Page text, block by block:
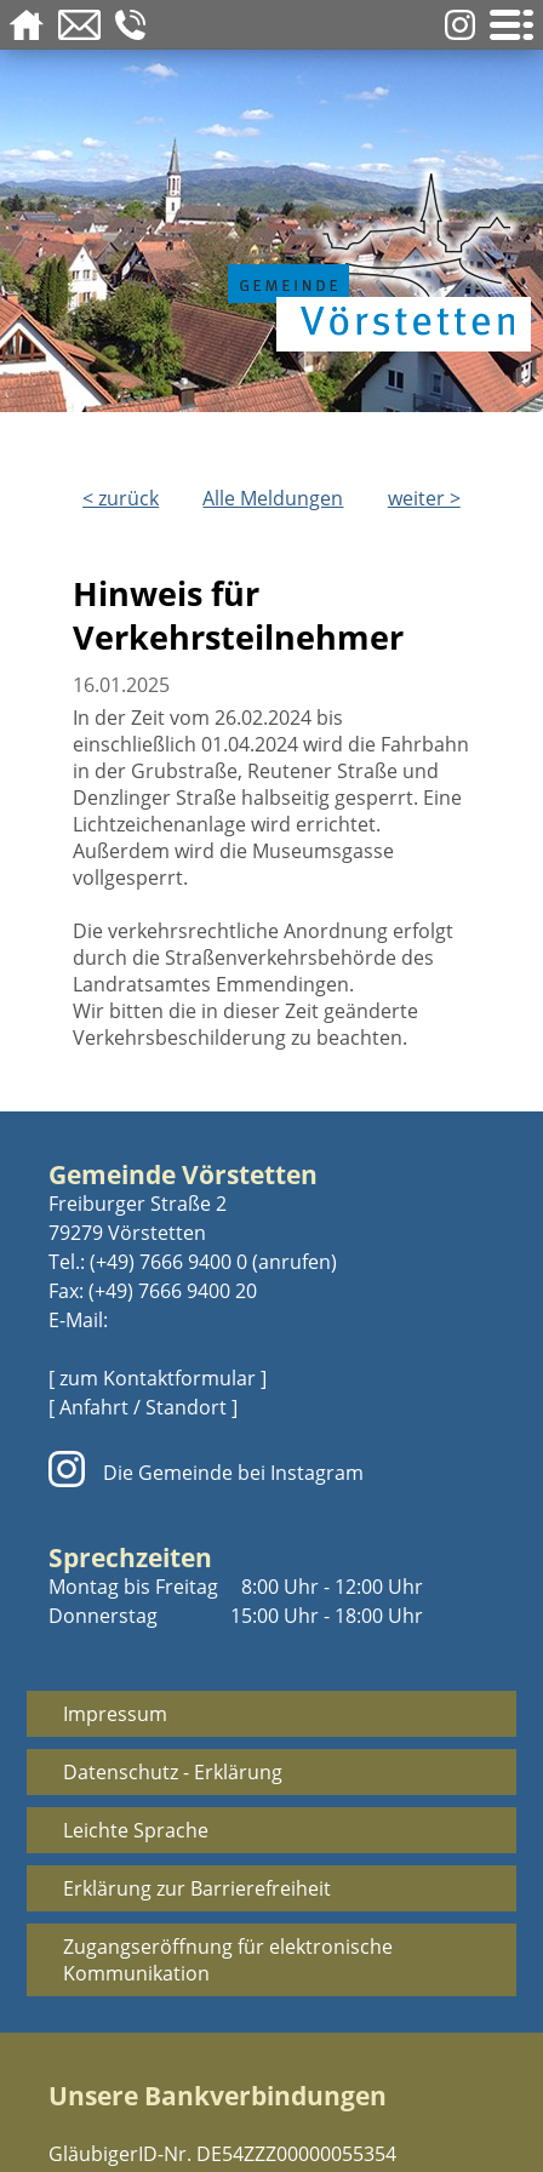
< zurück Alle Meldungen weiter >
Hinweis für
Verkehrsteilnehmer
16.01.2025
In der Zeit vom 26.02.2024 bis
einschließlich 01.04.2024 wird die Fahrbahn
in der Grubstraße, Reutener Straße und
Denzlinger Straße halbseitig gesperrt. Eine
Lichtzeichenanlage wird errichtet.
Außerdem wird die Museumsgasse
vollgesperrt.
Die verkehrsrechtliche Anordnung erfolgt
durch die Straßenverkehrsbehörde des
Landratsamtes Emmendingen.
Wir bitten die in dieser Zeit geänderte
Verkehrsbeschilderung zu beachten.
Gemeinde Vörstetten
Freiburger Straße 2
79279 Vörstetten
Tel.: (+49) 7666 9400 0
Fax: (+49) 7666 9400 20
E-Mail:
[ zum Kontaktformular ]
[ Anfahrt / Standort ]
Die Gemeinde bei Instagram
Sprechzeiten
Montag bis Freitag
Donnerstag
8:00 Uhr - 12:00 Uhr
15:00 Uhr - 18:00 Uhr
Impressum
Datenschutz - Erklärung
Leichte Sprache
Erklärung zur Barrierefreiheit
Zugangseröffnung für elektronische
Kommunikation
Unsere Bankverbindungen
GläubigerID-Nr. DE54ZZZ00000055354